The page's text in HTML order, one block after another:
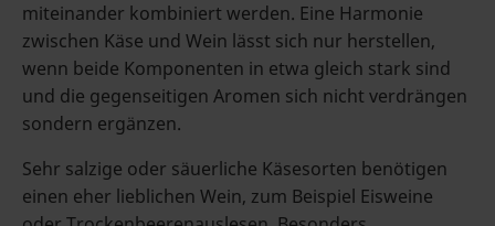
miteinander kombiniert werden. Eine Harmonie
zwischen Käse und Wein lässt sich nur herstellen,
wenn beide Komponenten in etwa gleich stark sind
und die gegenseitigen Aromen sich nicht verdrängen
sondern ergänzen.
Sehr salzige oder säuerliche Käsesorten benötigen
einen eher lieblichen Wein, zum Beispiel Eisweine